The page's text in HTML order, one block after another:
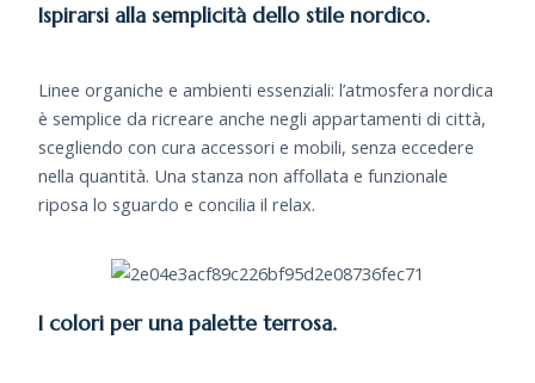
Ispirarsi alla semplicità dello stile nordico.
Linee organiche e ambienti essenziali: l’atmosfera nordica
è semplice da ricreare anche negli appartamenti di città,
scegliendo con cura accessori e mobili, senza eccedere
nella quantità. Una stanza non affollata e funzionale
riposa lo sguardo e concilia il relax.
I colori per una palette terrosa.